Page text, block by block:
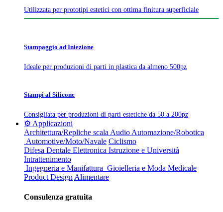
Utilizzata per prototipi estetici con ottima finitura superficiale
Stampaggio ad Iniezione
Ideale per produzioni di parti in plastica da almeno 500pz
Stampi al Silicone
Consigliata per produzioni di parti estetiche da 50 a 200pz
⚙️ Applicazioni
Architettura/Repliche scala Audio Automazione/Robotica
Automotive/Moto/Navale Ciclismo
Difesa Dentale Elettronica Istruzione e Università
Intrattenimento
Ingegneria e Manifattura Gioielleria e Moda Medicale
Product Design Alimentare
Consulenza gratuita